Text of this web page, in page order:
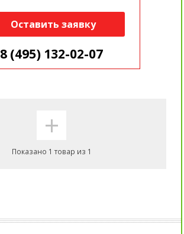
Оставить заявку
8 (495) 132-02-07
+
Показано 1 товар из 1